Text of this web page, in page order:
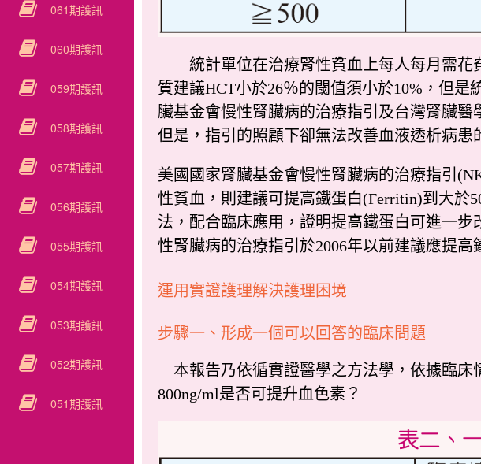
061期護訊
060期護訊
059期護訊
058期護訊
057期護訊
056期護訊
055期護訊
054期護訊
053期護訊
052期護訊
051期護訊
統計單位在治療腎性貧血上每人每月需花費
質建議HCT小於26％的閾值須小於10%，但是
臟基金會慢性腎臟病的治療指引及台灣腎臟醫
但是，指引的照顧下卻無法改善血液透析病患
美國國家腎臟基金會慢性腎臟病的治療指引
性貧血，則建議可提高鐵蛋白(Ferritin)到大於
法，配合臨床應用，證明提高鐵蛋白可進一
性腎臟病的治療指引於2006年以前建議應提高
運用實證護理解決護理困境
步驟一、形成一個可以回答的臨床問題
本報告乃依循實證醫學之方法學，依據臨床
800ng/ml是否可提升血色素？